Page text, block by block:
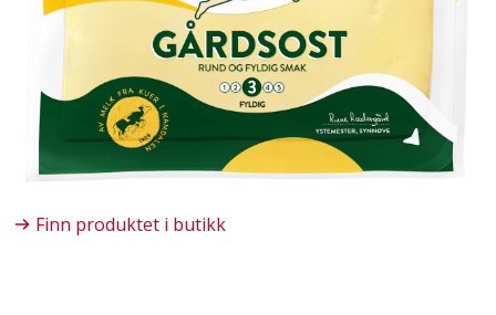
Finn produktet i butikk